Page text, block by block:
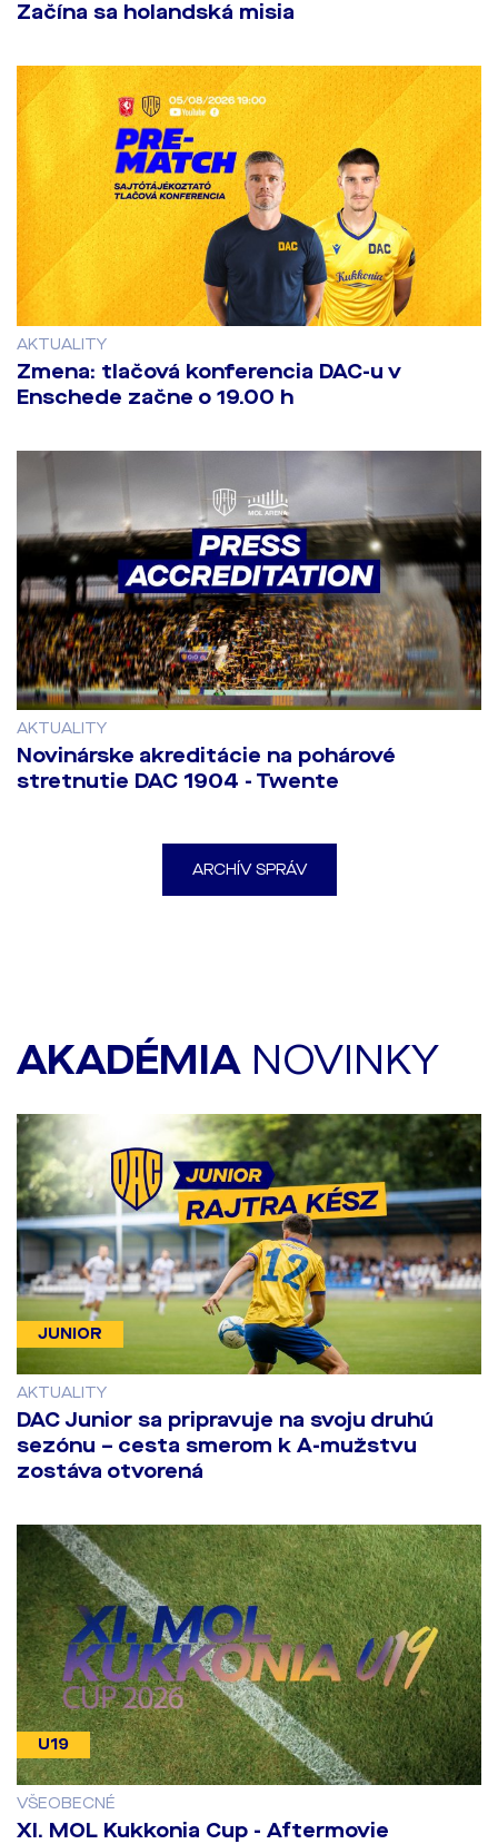
Začína sa holandská misia
AKTUALITY
Zmena: tlačová konferencia DAC-u v
Enschede začne o 19.00 h
AKTUALITY
Novinárske akreditácie na pohárové
stretnutie DAC 1904 - Twente
ARCHÍV SPRÁV
AKADÉMIANOVINKY
JUNIOR
AKTUALITY
DAC Junior sa pripravuje na svoju druhú
sezónu – cesta smerom k A-mužstvu
zostáva otvorená
U19
VŠEOBECNÉ
​XI. MOL Kukkonia Cup - Aftermovie